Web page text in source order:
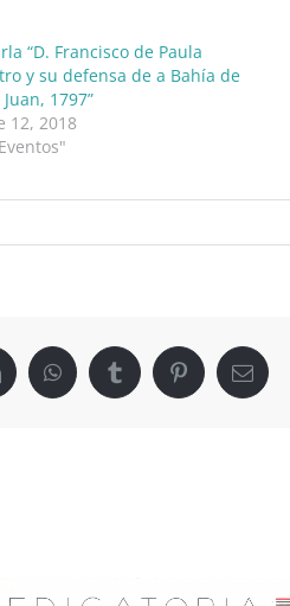
“D. Francisco de Paula
y su defensa de a Bahía de
Juan, 1797”
12, 2018
WhatsAppTumblrPinterestEmail